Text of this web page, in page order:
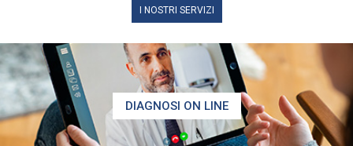
I NOSTRI SERVIZI
DIAGNOSI ON LINE